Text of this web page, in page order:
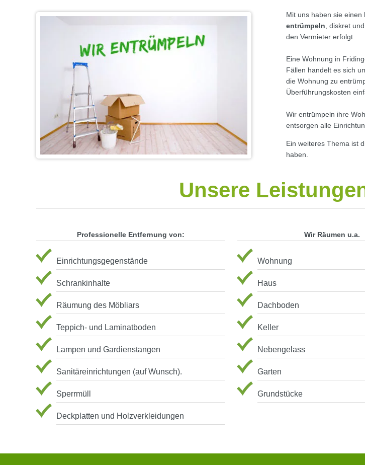
Mit uns haben sie
entrümpeln , diskret
den Vermieter erfolgt.
Eine Wohnung in
Fällen handelt es sich
die Wohnung zu
Überführungskosten
Wir entrümpeln ihre
entsorgen alle
Ein weiteres Thema ist
haben.
Unsere
Professionelle Entfernung von:
Einrichtungsgegenstände
Schrankinhalte
Räumung des Möbliars
Teppich- und Laminatboden
Lampen und Gardienstangen
Sanitäreinrichtungen (auf Wunsch).
Sperrmüll
Deckplatten und Holzverkleidungen
Wir Räumen u.a.
Wohnung
Haus
Dachboden
Keller
Nebengelass
Garten
Grundstücke